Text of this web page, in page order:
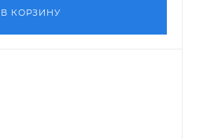
В КОРЗИНУ